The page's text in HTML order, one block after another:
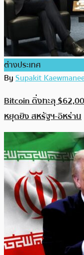
ต่างประเทศ
BySupakit
Bitcoin ดิ่งทะลุ
หยุดยิง สหรัฐฯ-อิหร่าน